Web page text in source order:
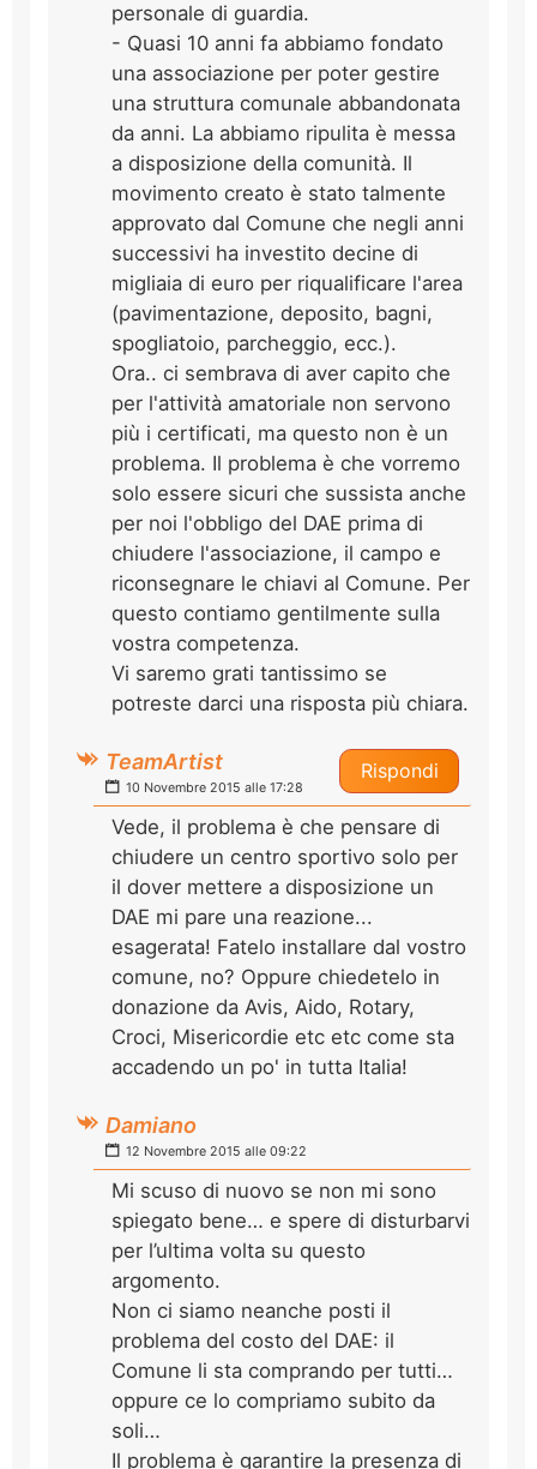
personale di guardia.
- Quasi 10 anni fa abbiamo fondato
una associazione per poter gestire
una struttura comunale abbandonata
da anni. La abbiamo ripulita è messa
a disposizione della comunità. Il
movimento creato è stato talmente
approvato dal Comune che negli anni
successivi ha investito decine di
migliaia di euro per riqualificare l'area
(pavimentazione, deposito, bagni,
spogliatoio, parcheggio, ecc.).
Ora.. ci sembrava di aver capito che
per l'attività amatoriale non servono
più i certificati, ma questo non è un
problema. Il problema è che vorremo
solo essere sicuri che sussista anche
per noi l'obbligo del DAE prima di
chiudere l'associazione, il campo e
riconsegnare le chiavi al Comune. Per
questo contiamo gentilmente sulla
vostra competenza.
Vi saremo grati tantissimo se
potreste darci una risposta più chiara.
Rispondi
TeamArtist
10 Novembre 2015 alle 17:28
Vede, il problema è che pensare di
chiudere un centro sportivo solo per
il dover mettere a disposizione un
DAE mi pare una reazione...
esagerata! Fatelo installare dal vostro
comune, no? Oppure chiedetelo in
donazione da Avis, Aido, Rotary,
Croci, Misericordie etc etc come sta
accadendo un po' in tutta Italia!
Damiano
12 Novembre 2015 alle 09:22
Mi scuso di nuovo se non mi sono
spiegato bene… e spere di disturbarvi
per l’ultima volta su questo
argomento.
Non ci siamo neanche posti il
problema del costo del DAE: il
Comune li sta comprando per tutti…
oppure ce lo compriamo subito da
soli…
Il problema è garantire la presenza di